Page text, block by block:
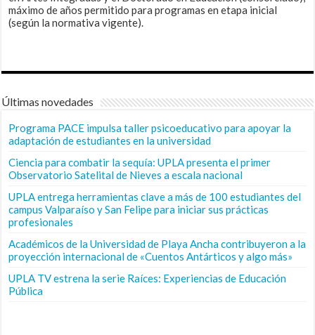
máximo de años permitido para programas en etapa inicial
(según la normativa vigente).
Últimas novedades
Programa PACE impulsa taller psicoeducativo para apoyar la
adaptación de estudiantes en la universidad
Ciencia para combatir la sequía: UPLA presenta el primer
Observatorio Satelital de Nieves a escala nacional
UPLA entrega herramientas clave a más de 100 estudiantes del
campus Valparaíso y San Felipe para iniciar sus prácticas
profesionales
Académicos de la Universidad de Playa Ancha contribuyeron a la
proyección internacional de «Cuentos Antárticos y algo más»
UPLA TV estrena la serie Raíces: Experiencias de Educación
Pública